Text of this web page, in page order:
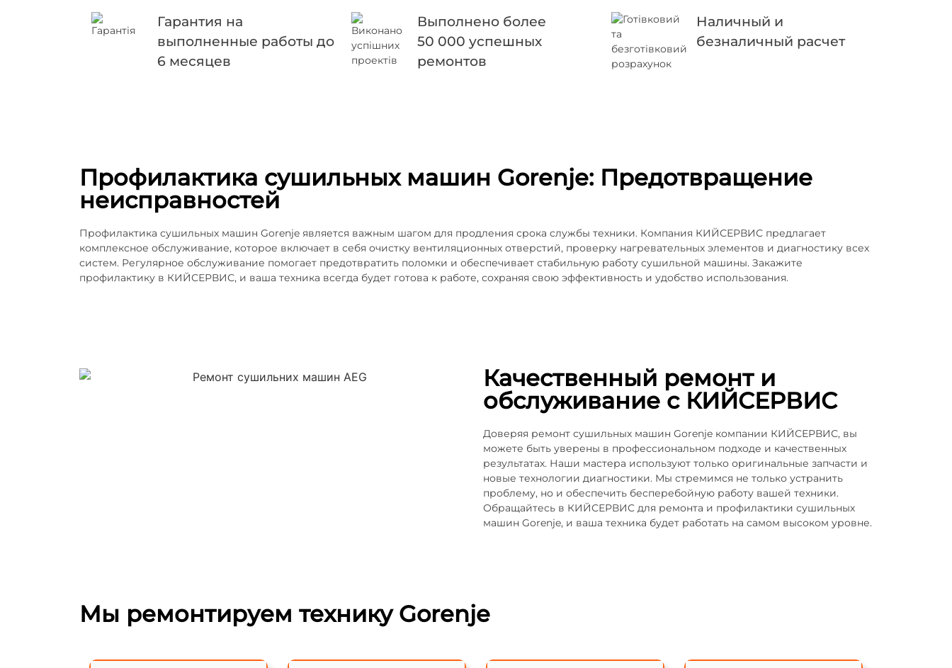
Гарантия на
выполненные работы до
6 месяцев
Выполнено более
50 000 успешных
ремонтов
Наличный и
безналичный расчет
Профилактика сушильных машин Gorenje: Предотвращение
неисправностей
Профилактика сушильных машин Gorenje является важным шагом для продления срока службы техники. Компания КИЙСЕРВИС предлагает
комплексное обслуживание, которое включает в себя очистку вентиляционных отверстий, проверку нагревательных элементов и диагностику всех
систем. Регулярное обслуживание помогает предотвратить поломки и обеспечивает стабильную работу сушильной машины. Закажите
профилактику в КИЙСЕРВИС, и ваша техника всегда будет готова к работе, сохраняя свою эффективность и удобство использования.
Качественный ремонт и
обслуживание с КИЙСЕРВИС
Доверяя ремонт сушильных машин Gorenje компании КИЙСЕРВИС, вы
можете быть уверены в профессиональном подходе и качественных
результатах. Наши мастера используют только оригинальные запчасти и
новые технологии диагностики. Мы стремимся не только устранить
проблему, но и обеспечить бесперебойную работу вашей техники.
Обращайтесь в КИЙСЕРВИС для ремонта и профилактики сушильных
машин Gorenje, и ваша техника будет работать на самом высоком уровне.
Мы ремонтируем технику Gorenje